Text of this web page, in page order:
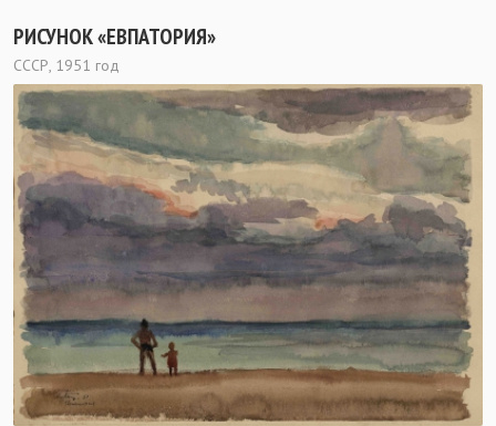
РИСУНОК «ЕВПАТОРИЯ»
СССР, 1951 год